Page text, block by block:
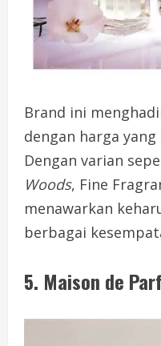
Brand ini
dengan harga
Dengan varian
Woods, Fine
menawarkan
berbagai
5. Maison de